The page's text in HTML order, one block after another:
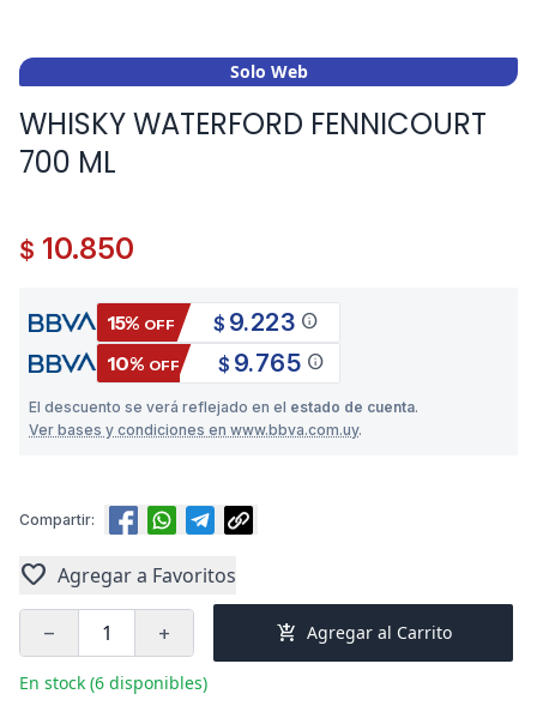
Solo Web
WHISKY WATERFORD FENNICOURT
700 ML
$ 10.850
15% OFF $ 9.223 info
10% OFF $ 9.765 info
El descuento se verá reflejado en el estado de cuenta.
Ver bases y condiciones en www.bbva.com.uy.
Compartir:
favorite Agregar a Favoritos
remove add add_shopping_cart Agregar al Carrito
En stock (6 disponibles)